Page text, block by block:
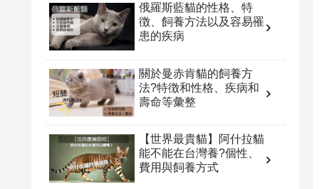
俄羅斯藍貓的性格、特
徴、飼養方法以及容易罹
患的疾病
關於曼赤肯貓的飼養方
法?特徴和性格、疾病和
壽命等彙整
【世界最貴貓】阿什拉貓
能不能在台灣養?個性、
費用與飼養方式